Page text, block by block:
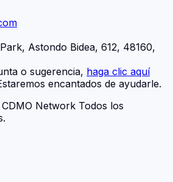
Astondo Bidea, 612, 48160,
o sugerencia, haga clic aquí
encantados de ayudarle.
Network Todos los